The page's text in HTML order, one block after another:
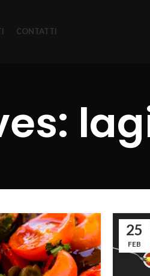
CONTATTI
25
FEB